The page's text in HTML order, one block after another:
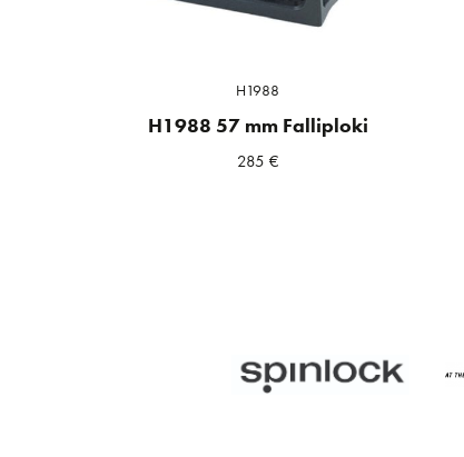
H1988
H1988 57 mm Falliploki
285 €